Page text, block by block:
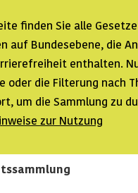
finden Sie alle
auf Bundesebene, die
enthalten.
oder die Filterung nach
um die Sammlung zu
zur Nutzung